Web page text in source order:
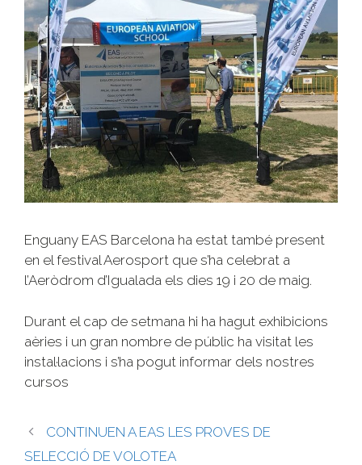
Enguany EAS Barcelona ha estat també present
en el festival Aerosport que s’ha celebrat a
l’Aeròdrom d’Igualada els dies 19 i 20 de maig.
Durant el cap de setmana hi ha hagut exhibicions
aèries i un gran nombre de públic ha visitat les
instal·lacions i s’ha pogut informar dels nostres
cursos
CONTINUEN A EAS LES PROVES DE
SELECCIÓ DE VOLOTEA